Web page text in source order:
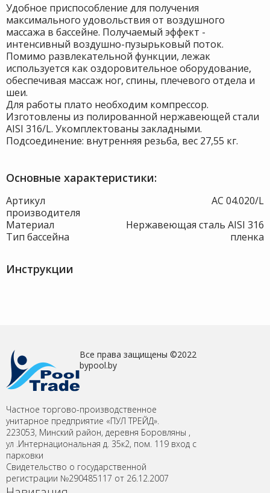
Удобное приспособление для получения
максимального удовольствия от воздушного
массажа в бассейне. Получаемый эффект -
интенсивный воздушно-пузырьковый поток.
Помимо развлекательной функции, лежак
используется как оздоровительное оборудование,
обеспечивая массаж ног, спины, плечевого отдела и
шеи.
Для работы плато необходим компрессор.
Изготовлены из полированной нержавеющей стали
AISI 316/L. Укомплектованы закладными.
Подсоединение: внутренняя резьба, вес 27,55 кг.
Основные характеристики:
Артикул
производителя
АС 04.020/L
Материал
Нержавеющая сталь AISI 316
Тип бассейна
пленка
Инструкции
Все права защищены ©2022
bypool.by
Частное торгово-производственное
унитарное предприятие «ПУЛ ТРЕЙД».
223053, Минский район, деревня Боровляны ,
ул .Интернациональная д. 35к2, пом. 119 вход с
парковки
Свидетельство о государственной
регистрации №290485117 от 26.12.2007